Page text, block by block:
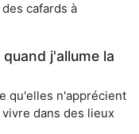
cafards à
j'allume la
qu'elles n'apprécient
dans des lieux